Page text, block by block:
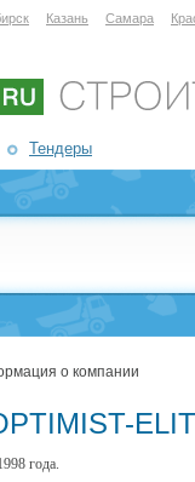
Казань Самара
Тендеры
о компании
года.